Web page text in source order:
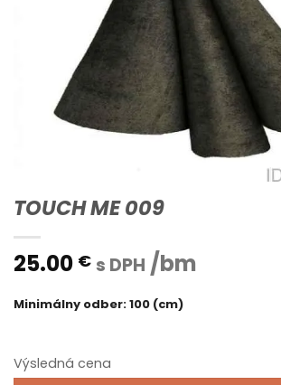
TOUCH ME 009
25.00 € s DPH /bm
Minimálny odber: 100 (cm)
Výsledná cena